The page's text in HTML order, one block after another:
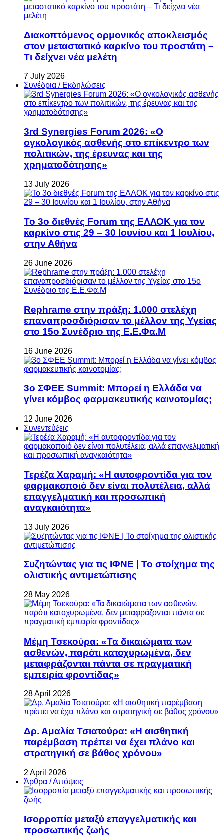
Διακοπτόμενος ορμονικός αποκλεισμός
στον μεταστατικό καρκίνο του προστάτη –
Τι δείχνει νέα μελέτη
7 July 2026
Συνέδρια / Εκδηλώσεις
3rd Synergies Forum 2026: «Ο
ογκολογικός ασθενής στο επίκεντρο των
πολιτικών, της έρευνας και της
χρηματοδότησης»
13 July 2026
Το 3ο διεθνές Forum της ΕΛΛΟΚ για τον
καρκίνο στις 29 – 30 Ιουνίου και 1 Ιουλίου,
στην Αθήνα
26 June 2026
Rephrame στην πράξη: 1.000 στελέχη
επαναπροσδιόρισαν το μέλλον της Υγείας
στο 15ο Συνέδριο της Ε.Ε.Φα.Μ
16 June 2026
3ο ΣΦΕΕ Summit: Μπορεί η Ελλάδα να
γίνει κόμβος φαρμακευτικής καινοτομίας;
12 June 2026
Συνεντεύξεις
Τερέζα Χαραμή: «Η αυτοφροντίδα για τον
φαρμακοποιό δεν είναι πολυτέλεια, αλλά
επαγγελματική και προσωπική
αναγκαιότητα»
13 July 2026
Συζητώντας για τις ΙΦΝΕ | Το στοίχημα της
ολιστικής αντιμετώπισης
28 May 2026
Μέμη Τσεκούρα: «Τα δικαιώματα των
ασθενών, παρότι κατοχυρωμένα, δεν
μεταφράζονται πάντα σε πραγματική
εμπειρία φροντίδας»
28 April 2026
Δρ. Αμαλία Τσιατούρα: «Η αισθητική
παρέμβαση πρέπει να έχει πλάνο και
στρατηγική σε βάθος χρόνου»
2 April 2026
Άρθρα / Απόψεις
Ισορροπία μεταξύ επαγγελματικής και
προσωπικής ζωής